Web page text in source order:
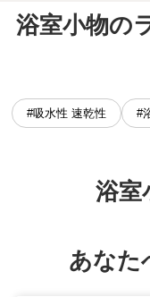
浴室小物の
#吸水性 速乾性 #
浴室
あなた